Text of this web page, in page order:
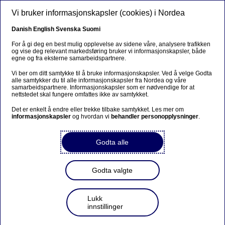
NO
Nordeas personvernpolicy
Hjem Vilkår for nettstedet Nordeas personvernpolicy
Nordea beskytter dine individuelle rettigheter og
personopplysninger. Denne personvernpolicyen skal
hjelpe deg med å forstå hva slags opplysninger vi samler
oppbevaring og deling av opplysninger, og hvilke
rettigheter knyttet til personvern du har.
Utover denne personvernpolicyen kan du få mer
informasjon om informasjonskapsler i
retningslinjene
nettsidene våre.
Det er flere grunner til at vi behandler
Vi bruker informasjonskapsler (cookies) i Nordea
Danish English Svenska Suomi
For å gi deg en best mulig opplevelse av sidene våre, analysere trafikken
og vise deg relevant markedsføring bruker vi informasjonskapsler, både
egne og fra eksterne samarbeidspartnere.
Vi ber om ditt samtykke til å bruke informasjonskapsler. Ved å velge Godta
alle samtykker du til alle informasjonskapsler fra Nordea og våre
samarbeidspartnere. Informasjonskapsler som er nødvendige for at
nettstedet skal fungere omfattes ikke av samtykket.
Det er enkelt å endre eller trekke tilbake samtykket. Les mer om
informasjonskapsler og hvordan vi behandler personopplysninger.
Godta alle
Godta valgte
Lukk
innstillinger